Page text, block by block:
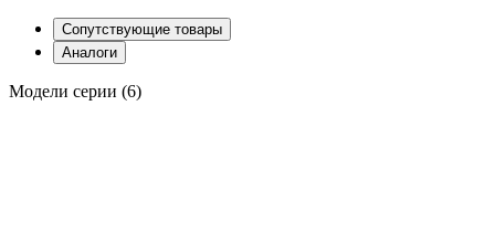
Сопутствующие товары
Аналоги
Модели серии (6)